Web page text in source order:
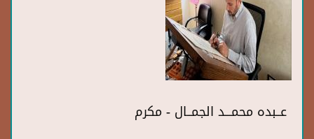
عــبده محمـــد الجمــال - مكرم